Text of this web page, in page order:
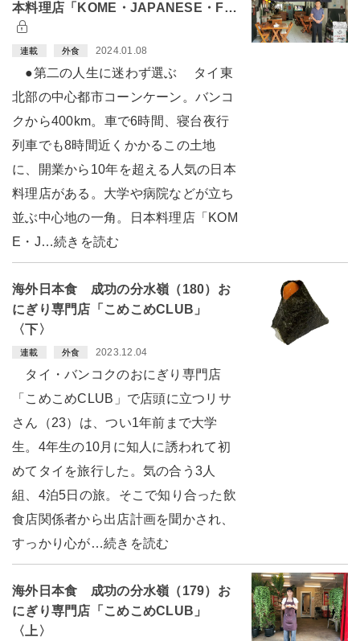
本料理店「KOME・JAPANESE・F…
連載 外食 2024.01.08
●第二の人生に迷わず選ぶ タイ東
北部の中心都市コーンケーン。バンコ
クから400km。車で6時間、寝台夜行
列車でも8時間近くかかるこの土地
に、開業から10年を超える人気の日本
料理店がある。大学や病院などが立ち
並ぶ中心地の一角。日本料理店「KOM
E・J…続きを読む
海外日本食 成功の分水嶺（180）お
にぎり専門店「こめこめCLUB」
〈下〉
連載 外食 2023.12.04
タイ・バンコクのおにぎり専門店
「こめこめCLUB」で店頭に立つリサ
さん（23）は、つい1年前まで大学
生。4年生の10月に知人に誘われて初
めてタイを旅行した。気の合う3人
組、4泊5日の旅。そこで知り合った飲
食店関係者から出店計画を聞かされ、
すっかり心が…続きを読む
海外日本食 成功の分水嶺（179）お
にぎり専門店「こめこめCLUB」
〈上〉